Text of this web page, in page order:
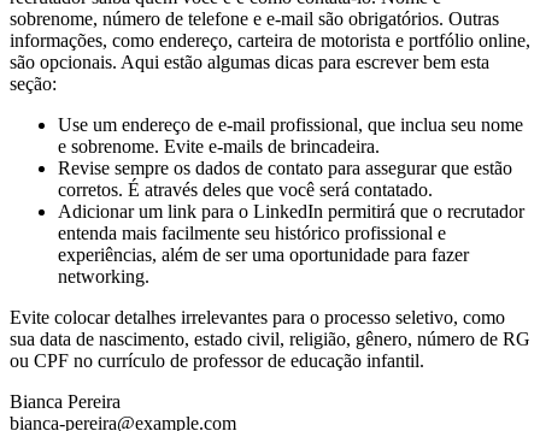
sobrenome, número de telefone e e-mail são obrigatórios. Outras
informações, como endereço, carteira de motorista e portfólio online,
são opcionais. Aqui estão algumas dicas para escrever bem esta
seção:
Use um endereço de e-mail profissional, que inclua seu nome
e sobrenome. Evite e-mails de brincadeira.
Revise sempre os dados de contato para assegurar que estão
corretos. É através deles que você será contatado.
Adicionar um link para o LinkedIn permitirá que o recrutador
entenda mais facilmente seu histórico profissional e
experiências, além de ser uma oportunidade para fazer
networking.
Evite colocar detalhes irrelevantes para o processo seletivo, como
sua data de nascimento, estado civil, religião, gênero, número de RG
ou CPF no currículo de professor de educação infantil.
Bianca Pereira
bianca-pereira@example.com